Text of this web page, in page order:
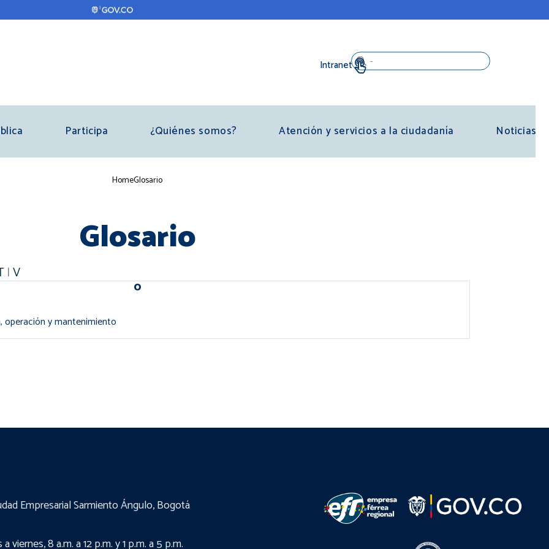
Participa ¿Quiénes somos? Atención y servicios a la ciudadanía Noticias
Breadcrumb
HomeGlosario
Glosario
|V
O
operación y mantenimiento
Empresarial Sarmiento Ángulo, Bogotá
viernes, 8 a.m. a 12 p.m. y 1 p.m. a 5 p.m.